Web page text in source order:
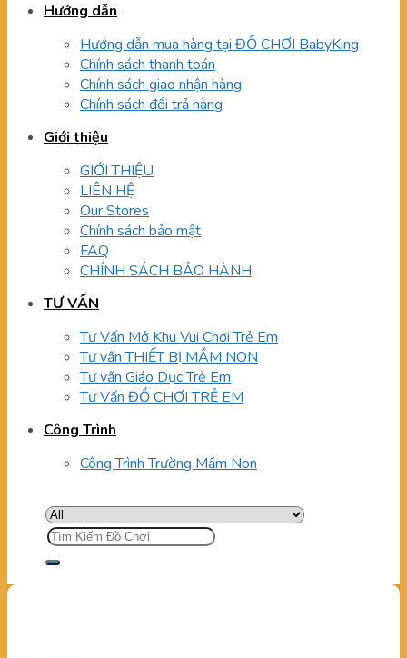
Hướng dẫn
Hướng dẫn mua hàng tại ĐỒ CHƠI BabyKing
Chính sách thanh toán
Chính sách giao nhận hàng
Chính sách đổi trả hàng
Giới thiệu
GIỚI THIỆU
LIÊN HỆ
Our Stores
Chính sách bảo mật
FAQ
CHÍNH SÁCH BẢO HÀNH
TƯ VẤN
Tư Vấn Mở Khu Vui Chơi Trẻ Em
Tư vấn THIẾT BỊ MẦM NON
Tư vấn Giáo Dục Trẻ Em
Tư Vấn ĐỒ CHƠI TRẺ EM
Công Trình
Công Trình Trường Mầm Non
Tìm
kiếm: